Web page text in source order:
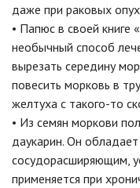
даже при раковых
• Папюс в своей книге
необычный способ
вырезать середину
повесить морковь в
желтуха с такого-то
• Из семян моркови
даукарин. Он
сосудорасширяющим,
применяется при